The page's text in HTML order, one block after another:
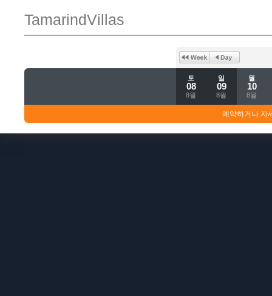
TamarindVillas
토
08
8월
일
09
8월
월
10
8월
예약하거나 자